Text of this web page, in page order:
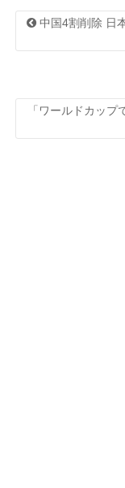
中国4割削除 日
「ワールドカッ